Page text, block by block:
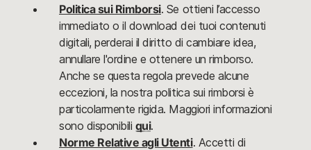
Politica sui Rimborsi. Se ottieni l’accesso
immediato o il download dei tuoi contenuti
digitali, perderai il diritto di cambiare idea,
annullare l'ordine e ottenere un rimborso.
Anche se questa regola prevede alcune
eccezioni, la nostra politica sui rimborsi è
particolarmente rigida. Maggiori informazioni
sono disponibili qui.
Norme Relative agli Utenti. Accetti di